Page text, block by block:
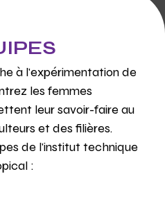
à l'expérimentation de
les femmes
leur savoir-faire au
et des filières.
de l'institut technique
: